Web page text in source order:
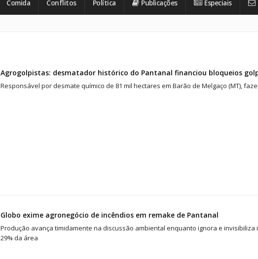
Comida Conflitos Política Publicações Especiais
Agrogolpistas: desmatador histórico do Pantanal financiou bloqueios
Responsável por desmate químico de 81 mil hectares em Barão de Melgaço (MT),
Globo exime agronegócio de incêndios em remake de Pantanal
Produção avança timidamente na discussão ambiental enquanto ignora e
29% da área